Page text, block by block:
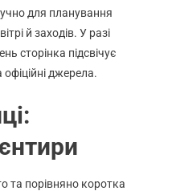
для планування
й заходів. У разі
сторінка підсвічує
джерела.
та порівняно коротка